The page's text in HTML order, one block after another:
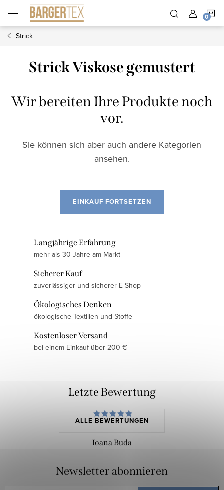
Inhalt
springen
Strick
Strick Viskose gemustert
Wir bereiten Ihre Produkte noch
vor.
Sie können sich aber auch andere Kategorien
ansehen.
EINKAUF FORTSETZEN
Langjährige Erfahrung
mehr als 30 Jahre am Markt
Sicherer Kauf
zuverlässiger und sicherer E-Shop
Ökologisches Denken
ökologische Textilien und Stoffe
Kostenloser Versand
bei einem Einkauf über 200 €
Letzte Bewertung
ALLE BEWERTUNGEN
Ioana Buda
Newsletter abonnieren